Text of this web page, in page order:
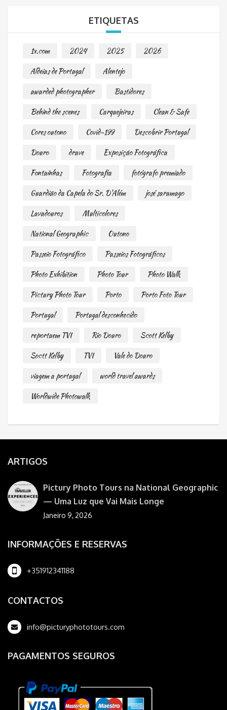
ETIQUETAS
1x.com 2024 2025
2026
Aldeias de Portugal
Alentejo
awarded photographer
Bastidores
Behind the scenes
Carquejeiras
Clean & Safe
Cores outono
Covid-199
Descobrir Portugal
Douro
drave
Exposição Fotográfica
Fontaínhas
Fotografia
fotógrafo premiado
Guardião da Capela do Sr. D'Além
josé saramago
Lavadouros
Multicolores
National Geographic
Outono
Passeio Fotográfico
Passeios Fotográficos
Photo Exhibition
Photo Tour
Photo Walk
Pictury Photo Tour
Porto
Porto Foto Tour
Portugal
Portugal desconhecido
reportaem TVI
Rio Douro
Scott Kelby
Soctt Kelby
TVI
Vale do Douro
viagem a portugal
world travel awards
Worldwide Photowalk
ARTIGOS
Pictury Photo Tours na National Geographic
— Uma Luz que Vai Mais Longe
Janeiro 9, 2026
INFORMAÇÕES E RESERVAS
+351912341188
CONTACTOS
info@picturyphototours.com
PAGAMENTOS SEGUROS